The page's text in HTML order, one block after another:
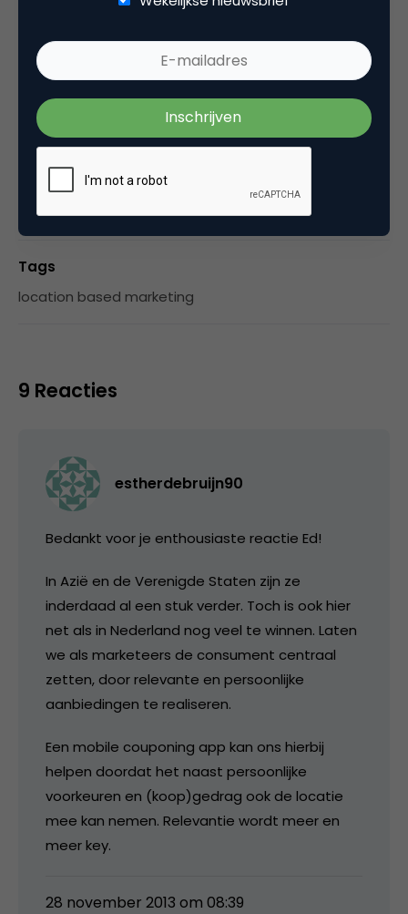
Esther de Bruijn
Junior Campagnemanager bij
Yourzine
Categorie
Tags
location based marketing
9 Reacties
estherdebruijn90
Bedankt voor je enthousiaste reactie Ed!
In Azië en de Verenigde Staten zijn ze
inderdaad al een stuk verder. Toch is ook hier
net als in Nederland nog veel te winnen. Laten
we als marketeers de consument centraal
zetten, door relevante en persoonlijke
aanbiedingen te realiseren.
Een mobile couponing app kan ons hierbij
helpen doordat het naast persoonlijke
voorkeuren en (koop)gedrag ook de locatie
mee kan nemen. Relevantie wordt meer en
meer key.
28 november 2013 om 08:39